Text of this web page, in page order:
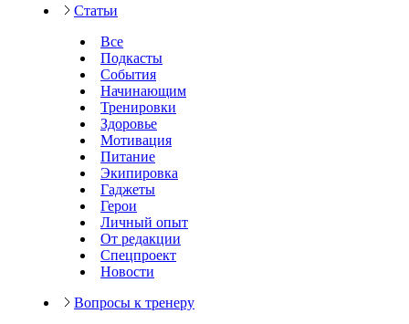
Статьи
Все
Подкасты
События
Начинающим
Тренировки
Здоровье
Мотивация
Питание
Экипировка
Гаджеты
Герои
Личный опыт
От редакции
Спецпроект
Новости
Вопросы к тренеру